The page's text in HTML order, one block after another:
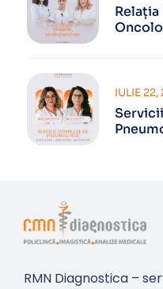
IULIE
RMN Diagnostica –